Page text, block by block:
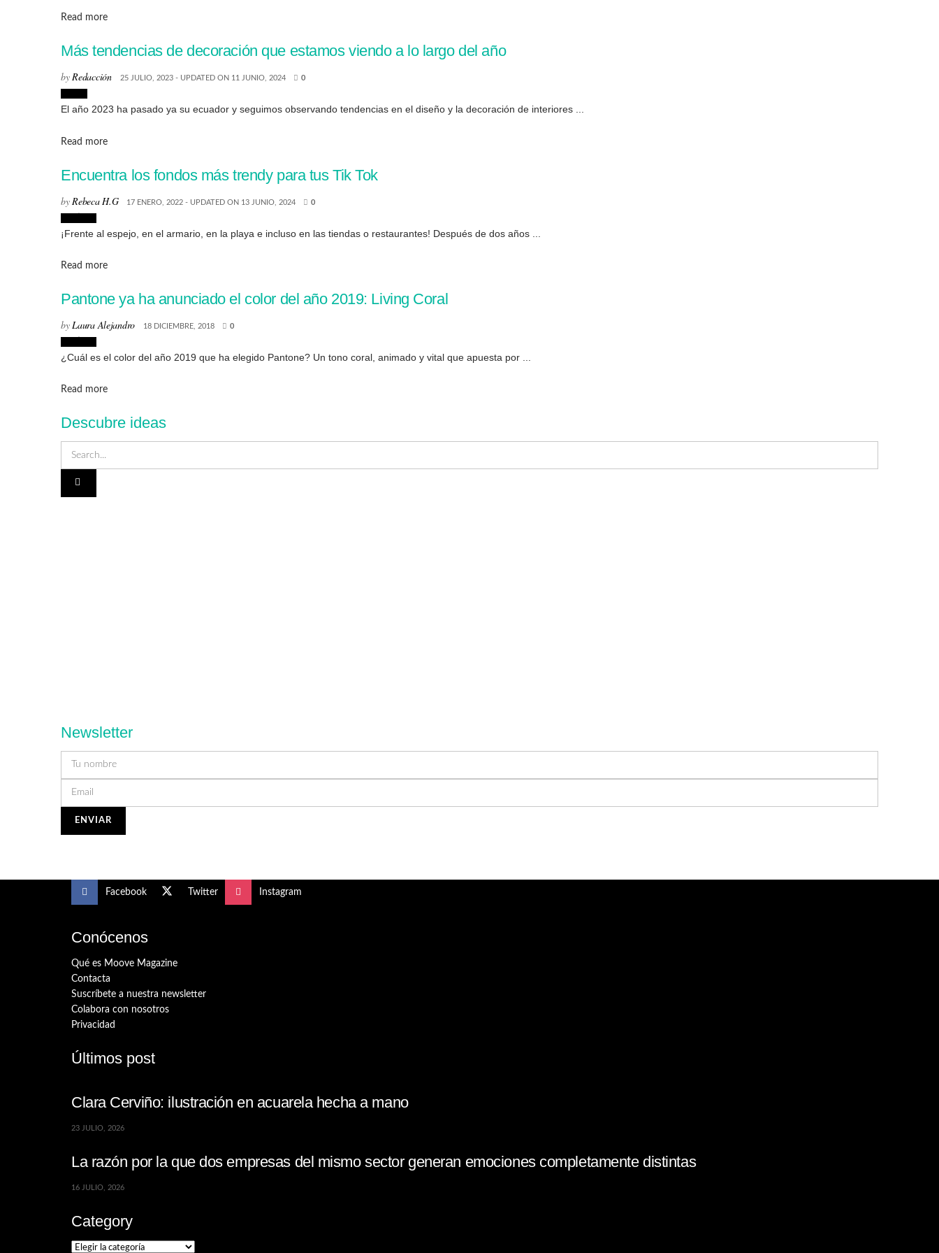
Read moreDetails
Más tendencias de decoración que estamos viendo a lo largo del año
byRedacción 25 JULIO, 2023 - UPDATED ON 11 JUNIO, 2024 0
El año 2023 ha pasado ya su ecuador y seguimos observando tendencias en el diseño y la decoración de interiores ...
Read moreDetails
Encuentra los fondos más trendy para tus Tik Tok
by Rebeca H.G 17 ENERO, 2022 - UPDATED ON 13 JUNIO, 2024 0
¡Frente al espejo, en el armario, en la playa e incluso en las tiendas o restaurantes! Después de dos años ...
Read moreDetails
Pantone ya ha anunciado el color del año 2019: Living Coral
byLaura Alejandro 18 DICIEMBRE, 2018 0
¿Cuál es el color del año 2019 que ha elegido Pantone? Un tono coral, animado y vital que apuesta por ...
Read moreDetails
Descubre ideas
Newsletter
Facebook Twitter Instagram
Conócenos
Qué es Moove Magazine
Contacta
Suscríbete a nuestra newsletter
Colabora con nosotros
Privacidad
Últimos post
Clara Cerviño: ilustración en acuarela hecha a mano
23 JULIO, 2026
La razón por la que dos empresas del mismo sector generan emociones completamente distintas
16 JULIO, 2026
Category
Category